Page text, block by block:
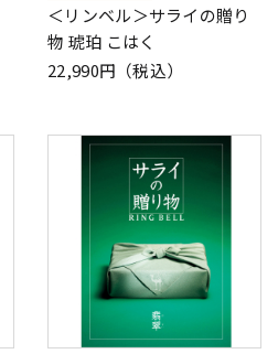
＜リンベル＞サライの贈り
物 琥珀 こはく
22,990円（税込）